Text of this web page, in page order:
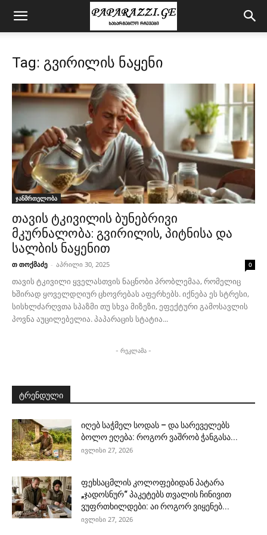
Tag: გვირილის ნაყენი
ჯანმრთელობა
თავის ტკივილის ბუნებრივი
მკურნალობა: გვირილის, პიტნისა და
სალბის ნაყენით
თ თოქმაძე - აპრილი 30, 2025 0
თავის ტკივილი ყველასთვის ნაცნობი პრობლემაა, რომელიც
ხშირად ყოველდღიურ ცხოვრებას აფერხებს. იქნება ეს სტრესი,
სისხლძარღვთა სპაზმი თუ სხვა მიზეზი, ეფექტური გამოსავლის
პოვნა აუცილებელია. პაპარაცის სტატია...
- რეკლამა -
ტრენდული
იღებ საჭმელ სოდას – და სარეველებს
ბოლო ეღება: როგორ ვაშრობ ჭანგასა...
ივლისი 27, 2026
ფეხსაცმლის კოლოფებიდან პატარა
„ჯადოსნურ“ პაკეტებს თვალის ჩინივით
ვუფრთხილდები: აი როგორ ვიყენებ...
ივლისი 27, 2026